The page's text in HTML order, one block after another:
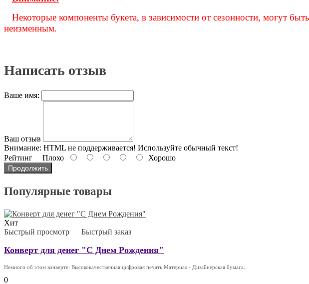
Некоторые компоненты букета, в зависимости от сезонности, могут
неизменным.
Написать отзыв
Ваше имя:
Ваш отзыв
Внимание: HTML не поддерживается! Используйте обычный текст!
Рейтинг Плохо Хорошо
Продолжить
Популярные товары
Хит
Быстрый просмотр
Быстрый заказ
Конверт для денег "С Днем Рождения"
Немного об этом конверте: Высококачественная цифровая печать.Материал - Дизайнерская бумага..
0